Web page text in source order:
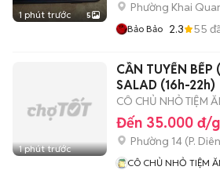
1 phút trước 5
Phường Khai
Bảo Bảo 2.3 55
1 phút trước
CẦN TUYỂN BẾP
SALAD (16h-22h)
CÔ CHỦ NHỎ TIỆM
Đến 35.000 đ/
Phường 14 (P.
CÔ CHỦ NHỎ TIỆM